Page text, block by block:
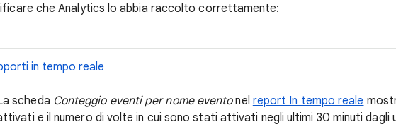
che Analytics lo abbia raccolto correttamente:
in tempo reale
scheda Conteggio eventi per nome eventonel report In tempo reale
e il numero di volte in cui sono stati attivati negli ultimi 30 minuti dagli